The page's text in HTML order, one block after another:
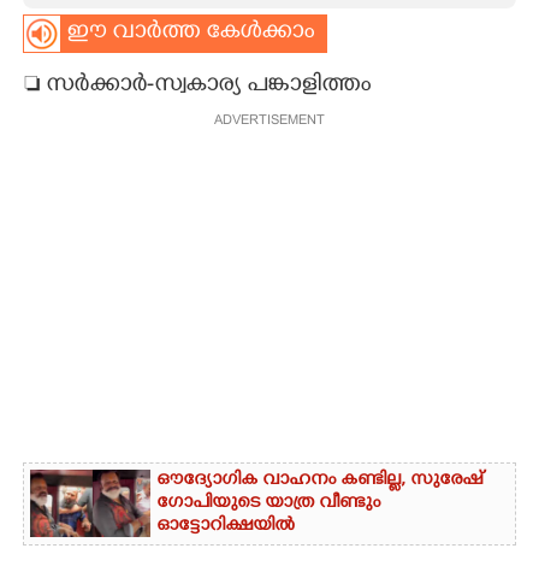
CARTOONS
ഈ വാർത്ത കേൾക്കാം
 സർക്കാർ-സ്വകാര്യ പങ്കാളിത്തം
ADVERTISEMENT
ഔദ്യോഗിക വാഹനം കണ്ടില്ല, സുരേഷ്
ഗോപിയുടെ യാത്ര വീണ്ടും
ഓട്ടോറിക്ഷയിൽ